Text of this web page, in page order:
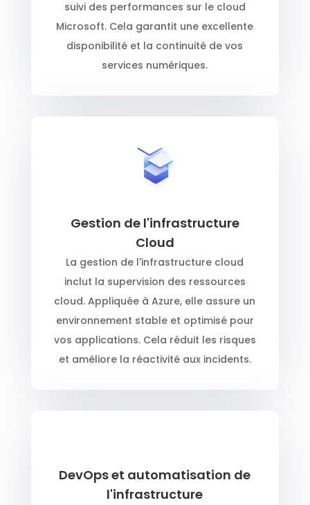
suivi des performances sur le cloud
Microsoft. Cela garantit une excellente
disponibilité et la continuité de vos
services numériques.
Gestion de l'infrastructure
Cloud
La gestion de l'infrastructure cloud
inclut la supervision des ressources
cloud. Appliquée à Azure, elle assure un
environnement stable et optimisé pour
vos applications. Cela réduit les risques
et améliore la réactivité aux incidents.
DevOps et automatisation de
l'infrastructure